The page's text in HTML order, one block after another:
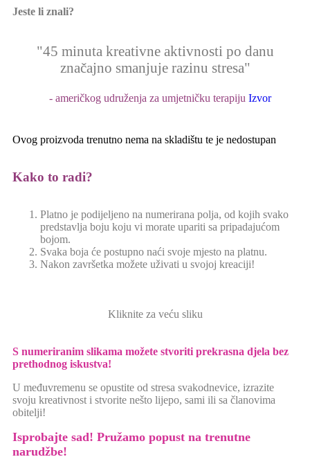
Jeste li znali?
"45 minuta kreativne aktivnosti po danu
značajno smanjuje razinu stresa"
- američkog udruženja za umjetničku terapiju Izvor
Ovog proizvoda trenutno nema na skladištu te je nedostupan
Kako to radi?
Platno je podijeljeno na numerirana polja, od kojih svako
predstavlja boju koju vi morate upariti sa pripadajućom
bojom.
Svaka boja će postupno naći svoje mjesto na platnu.
Nakon završetka možete uživati u svojoj kreaciji!
Kliknite za veću sliku
S numeriranim slikama možete stvoriti prekrasna djela bez
prethodnog iskustva!
U međuvremenu se opustite od stresa svakodnevice, izrazite
svoju kreativnost i stvorite nešto lijepo, sami ili sa članovima
obitelji!
Isprobajte sad! Pružamo popust na trenutne
narudžbe!